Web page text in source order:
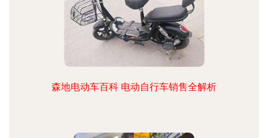
森地电动车百科 电动自行车销售全解析